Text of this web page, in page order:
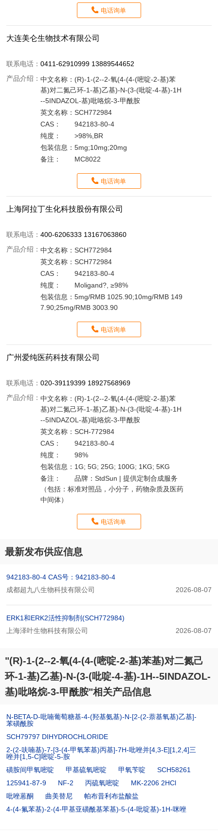
电话询单
大连美仑生物技术有限公司
联系电话：0411-62910999 13889544652
产品介绍：中文名称： (R)-1-(2--2-氧(4-(4-(嘧啶-2-基)苯
基)对二氮己环-1-基)乙基)-N-(3-(吡啶-4-基)-1H
--5INDAZOL-基)吡咯烷-3-甲酰胺
英文名称：SCH772984
CAS：
942183-80-4
纯度：
>98%,BR
包装信息：5mg;10mg;20mg
备注：
MC8022
电话询单
上海阿拉丁生化科技股份有限公司
联系电话：400-6206333 13167063860
产品介绍：中文名称：SCH772984
英文名称：SCH772984
CAS：
942183-80-4
纯度：
Moligand?, ≥98%
包装信息：5mg/RMB 1025.90;10mg/RMB 149
7.90;25mg/RMB 3003.90
电话询单
广州爱纯医药科技有限公司
联系电话：020-39119399 18927568969
产品介绍：中文名称： (R)-1-(2--2-氧(4-(4-(嘧啶-2-基)苯
基)对二氮己环-1-基)乙基)-N-(3-(吡啶-4-基)-1H
--5INDAZOL-基)吡咯烷-3-甲酰胺
英文名称：SCH-772984
CAS：
942183-80-4
纯度：
98%
包装信息： 1G; 5G; 25G; 100G; 1KG; 5KG
备注：
品牌：StdSun | 提供定制合成服务
（包括：标准对照品，小分子，药物杂质及医药
中间体）
电话询单
最新发布供应信息
942183-80-4 CAS号：942183-80-4
成都超九八生物科技有限公司
2026-08-07
ERK1和ERK2活性抑制剂(SCH772984)
上海泽叶生物科技有限公司
2026-08-07
"(R)-1-(2--2-氧(4-(4-(嘧啶-2-基)苯基)对二氮己
环-1-基)乙基)-N-(3-(吡啶-4-基)-1H--5INDAZOL-
基)吡咯烷-3-甲酰胺"相关产品信息
N-BETA-D-吡喃葡萄糖基-4-(羟基氨基)-N-[2-(2-萘基氧基)乙基]-
苯磺酰胺
SCH79797 DIHYDROCHLORIDE
2-(2-呋喃基)-7-[3-(4-甲氧苯基)丙基]-7H-吡唑并[4,3-E][1,2,4]三
唑并[1,5-C]嘧啶-5-胺
磺胺间甲氧嘧啶
甲基硫氧嘧啶 甲氧苄啶
SCH58261
125941-87-9
NF-2 丙硫氧嘧啶
MK-2206 2HCl
吡唑蒽酮
曲美替尼
帕布昔利布盐酸盐
4-(4-氟苯基)-2-(4-甲基亚磺酰基苯基)-5-(4-吡啶基)-1H-咪唑